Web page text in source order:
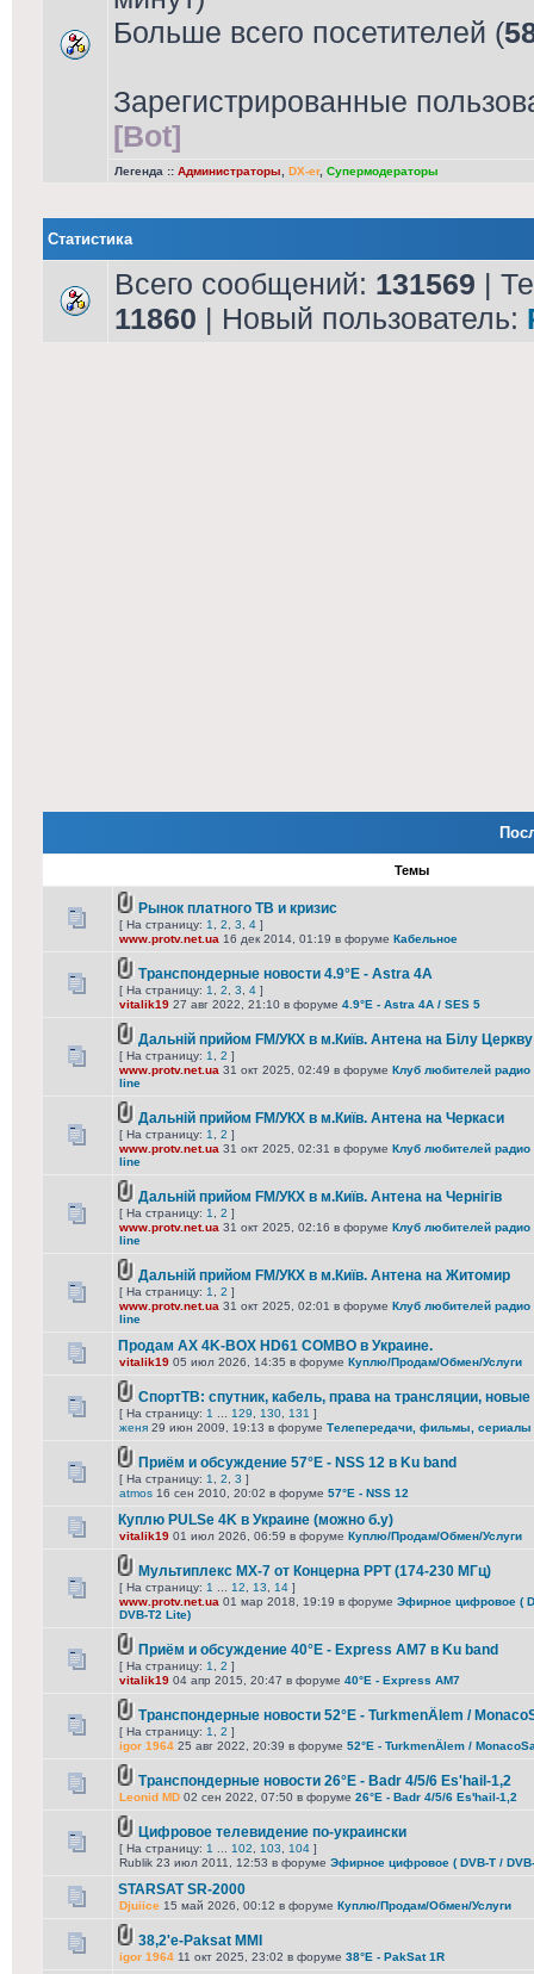
Больше всего посетителей (
Зарегистрированные
[Bot]
Легенда :: Администраторы DX-er, Супермодераторы
Статистика
Всего сообщений: 131569 |
11860 | Новый пользователь:
Темы
Рынок платного ТВ и кризис
[ На страницу: 1 2 3 4 ]
www.protv.net.ua 16 дек 2014, 01:19 в форуме Кабельное
Транспондерные новости 4.9°E - Astra 4A
[ На страницу: 1 2 3 4 ]
vitalik19 27 авг 2022, 21:10 в форуме 4.9°E - Astra 4A / SES 5
Дальній прийом FM/УКХ в м.Київ. Антена на Білу Церкву
[ На страницу: 1 2 ]
www.protv.net.ua 31 окт 2025, 02:49 в форуме Клуб любителей радио
line
Дальній прийом FM/УКХ в м.Київ. Антена на Черкаси
[ На страницу: 1 2 ]
www.protv.net.ua 31 окт 2025, 02:31 в форуме Клуб любителей радио
line
Дальній прийом FM/УКХ в м.Київ. Антена на Чернігів
[ На страницу: 1 2 ]
www.protv.net.ua 31 окт 2025, 02:16 в форуме Клуб любителей радио
line
Дальній прийом FM/УКХ в м.Київ. Антена на Житомир
[ На страницу: 1 2 ]
www.protv.net.ua 31 окт 2025, 02:01 в форуме Клуб любителей радио
line
Продам AX 4K-BOX HD61 COMBO в Украине.
vitalik19 05 июл 2026, 14:35 в форуме Куплю/Продам/Обмен/Услуги
СпортТВ: спутник, кабель, права на трансляции,
[ На страницу: 1 129 130 131 ]
женя 29 июн 2009, 19:13 в форуме Телепередачи, фильмы, сериалы
Приём и обсуждение 57°E - NSS 12 в Ku band
[ На страницу: 1 2 3 ]
atmos 16 сен 2010, 20:02 в форуме 57°E - NSS 12
Куплю PULSe 4K в Украине (можно б.у)
vitalik19 01 июл 2026, 06:59 в форуме Куплю/Продам/Обмен/Услуги
Мультиплекс МХ-7 от Концерна РРТ (174-230 МГц)
[ На страницу: 1 12 13 14 ]
www.protv.net.ua 01 мар 2018, 19:19 в форуме Эфирное цифровое (
DVB-T2 Lite)
Приём и обсуждение 40°E - Express AM7 в Ku band
[ На страницу: 1 2 ]
vitalik19 04 апр 2015, 20:47 в форуме 40°E - Express AM7
Транспондерные новости 52°E - TurkmenÄlem /
[ На страницу: 1 2 ]
igor 1964 25 авг 2022, 20:39 в форуме 52°E - TurkmenÄlem /
Транспондерные новости 26°E - Badr 4/5/6 Es'hail-1,2
Leonid MD 02 сен 2022, 07:50 в форуме 26°E - Badr 4/5/6 Es'hail-1,2
Цифровое телевидение по-украински
[ На страницу: 1 102 103 104 ]
Rublik 23 июл 2011, 12:53 в форуме Эфирное цифровое ( DVB-T /
STARSAT SR-2000
Djuiice 15 май 2026, 00:12 в форуме Куплю/Продам/Обмен/Услуги
38,2'e-Paksat MMI
igor 1964 11 окт 2025, 23:02 в форуме 38°E - PakSat 1R